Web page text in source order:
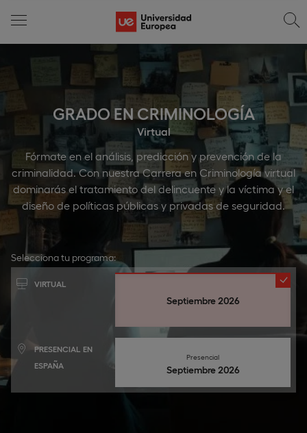
GRADO EN CRIMINOLOGÍA
Virtual
Fórmate en el análisis, predicción y prevención de la
criminalidad. Con nuestra Carrera en Criminología virtual
dominarás el tratamiento del delincuente y la víctima y el
diseño de políticas públicas y privadas de seguridad.
Selecciona tu programa:
VIRTUAL
Septiembre 2026
PRESENCIAL EN
ESPAÑA
Presencial
septiembre 2026